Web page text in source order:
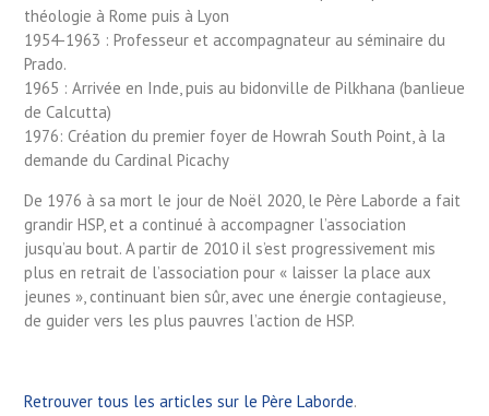
théologie à Rome puis à Lyon
1954-1963 : Professeur et accompagnateur au séminaire du
Prado.
1965 : Arrivée en Inde, puis au bidonville de Pilkhana (banlieue
de Calcutta)
1976: Création du premier foyer de Howrah South Point, à la
demande du Cardinal Picachy
De 1976 à sa mort le jour de Noël 2020, le Père Laborde a fait
grandir HSP, et a continué à accompagner l’association
jusqu’au bout. A partir de 2010 il s’est progressivement mis
plus en retrait de l’association pour « laisser la place aux
jeunes », continuant bien sûr, avec une énergie contagieuse,
de guider vers les plus pauvres l’action de HSP.
Retrouver tous les articles sur le Père Laborde.